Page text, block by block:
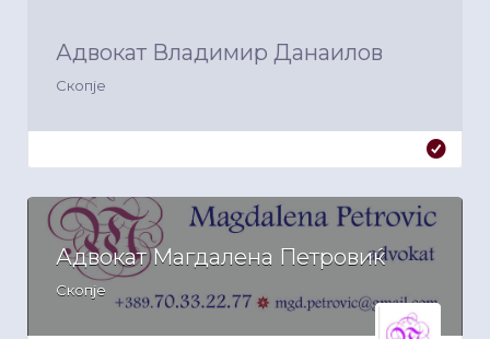
Адвокат Владимир Данаилов
Скопје
Адвокат Магдалена Петровиќ
Скопје